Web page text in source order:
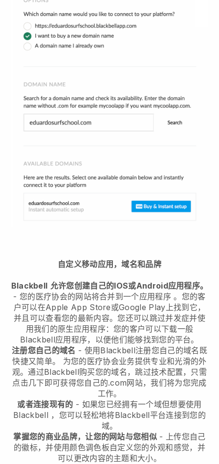
自定义移动应用，域名和品牌
Blackbell 允许您创建自己的IOS或Android应用程序。
- 您的医疗协会的网站将合并到一个应用程序 。您的客
户可以在Apple App Store或Google Play上找到它，
并且可以查看您的最新内容。您还可以跳过并发症并使
用我们的原生应用程序：您的客户可以下载一般
Blackbell应用程序，以便他们能够找到您的平台。
注册您自己的域名 - 使用 Blackbell注册您自己的域名既
快捷又简单。 为您的医疗协会业务提供专业和光滑的外
观。通过Blackbell购买您的域名，跳过技术配置，只需
点击几下即可获得您自己的.com网站，我们将为您完成
工作。
或者连接现有的 - 如果您已经拥有一个域但想要使用
Blackbell ，您可以轻松地将Blackbell平台连接到您的
域。
掌握您的商业品牌，让您的网站与您相似 - 上传您自己
的徽标，并使用颜色调色板自定义您的外观和感觉，并
可以更改内容的主题和大小。